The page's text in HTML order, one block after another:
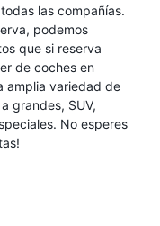
las compañías.
podemos
que si reserva
de coches en
amplia variedad de
grandes, SUV,
No esperes